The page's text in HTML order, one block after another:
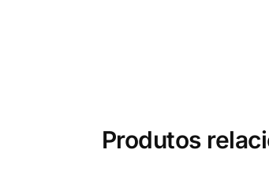
Produtos